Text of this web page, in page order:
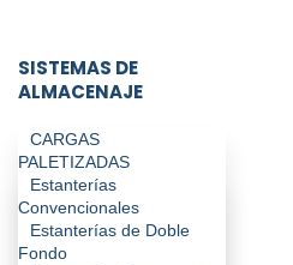
SISTEMAS DE
ALMACENAJE
CARGAS
PALETIZADAS
Estanterías
Convencionales
Estanterías de Doble
Fondo